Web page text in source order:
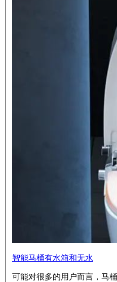
智能马桶有水箱和无水
可能对很多的用户而言，马